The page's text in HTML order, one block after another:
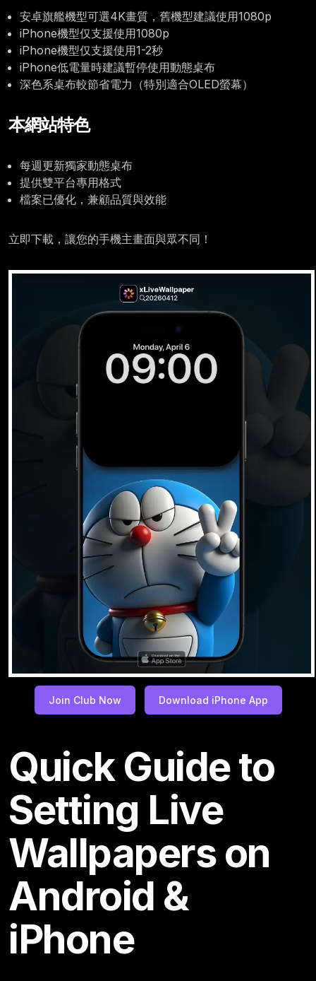
安卓旗艦機型可選4K畫質，舊機型建議使用1080p
iPhone機型仅支援使用1080p
iPhone機型仅支援使用1-2秒
iPhone低電量時建議暫停使用動態桌布
深色系桌布較節省電力（特別適合OLED螢幕）
本網站特色
每週更新獨家動態桌布
提供雙平台專用格式
檔案已優化，兼顧品質與效能
立即下載，讓您的手機主畫面與眾不同！
Join Club Now Download iPhone App
Quick Guide to
Setting Live
Wallpapers on
Android &
iPhone